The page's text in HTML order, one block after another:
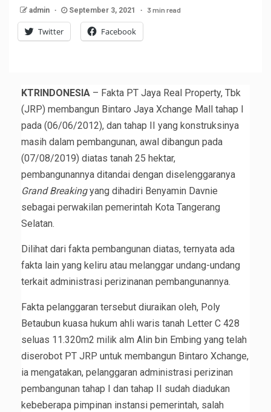
admin September 3, 2021 3 min read
Twitter Facebook
KTRINDONESIA – Fakta PT Jaya Real Property, Tbk
(JRP) membangun Bintaro Jaya Xchange Mall tahap I
pada (06/06/2012), dan tahap II yang konstruksinya
masih dalam pembangunan, awal dibangun pada
(07/08/2019) diatas tanah 25 hektar,
pembangunannya ditandai dengan diselenggaranya
Grand Breakingyang dihadiri Benyamin Davnie
sebagai perwakilan pemerintah Kota Tangerang
Selatan.
Dilihat dari fakta pembangunan diatas, ternyata ada
fakta lain yang keliru atau melanggar undang-undang
terkait administrasi perizinanan pembangunannya.
Fakta pelanggaran tersebut diuraikan oleh, Poly
Betaubun kuasa hukum ahli waris tanah Letter C 428
seluas 11.320m2 milik alm Alin bin Embing yang telah
diserobot PT JRP untuk membangun Bintaro Xchange,
ia mengatakan, pelanggaran administrasi perizinan
pembangunan tahap I dan tahap II sudah diadukan
kebeberapa pimpinan instansi pemerintah, salah